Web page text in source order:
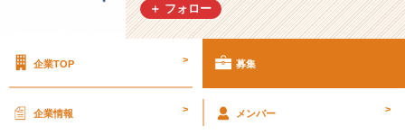
の
人
＋ フォロー
企業TOP > 募集
企業情報 > メンバー >